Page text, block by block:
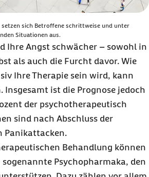
setzen sich Betroffene schrittweise und unter
Situationen aus.
Ihre Angst schwächer – sowohl in
als auch die Furcht davor. Wie
Ihre Therapie sein wird, kann
Insgesamt ist die Prognose jedoch
der psychotherapeutisch
sind nach Abschluss der
Panikattacken.
Behandlung können
Psychopharmaka, den